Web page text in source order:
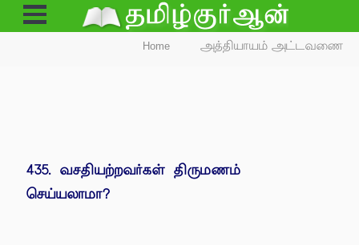
Open
Menu
Home அத்தியாயம் அட்டவணை
435. வசதியற்றவர்கள் திருமணம்
செய்யலாமா?